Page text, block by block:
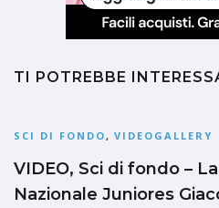
TI POTREBBE
SCI DI FONDO, VIDEOGALLERY
VIDEO, Sci di fondo –
Nazionale Juniores